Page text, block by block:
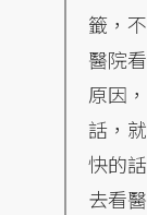
籤，
醫院
原因
話，
快的
去看